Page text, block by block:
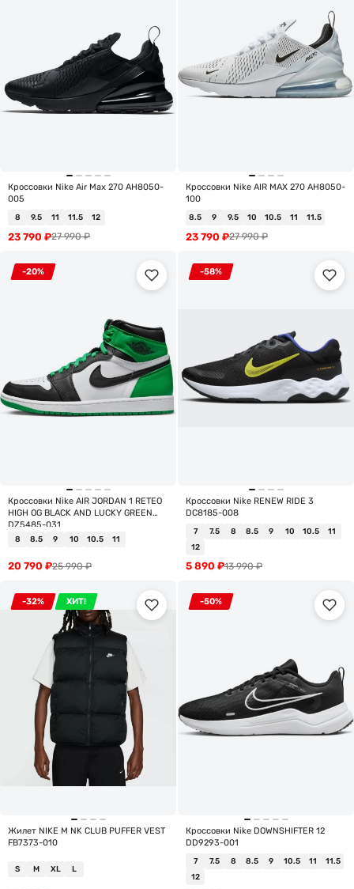
Кроссовки Nike Air Max 270 AH8050-
005
8 9.5 11 11.5 12
27 990₽
23 790 ₽
Кроссовки Nike AIR MAX 270 AH8050-
100
8.5 9 9.5 10 10.5 11 11.5
27 990₽
23 790 ₽
-20%
Кроссовки Nike AIR JORDAN 1 RETEO
HIGH OG BLACK AND LUCKY GREEN
DZ5485-031
8 8.5 9 10 10.5 11
25 990₽
20 790 ₽
-58%
Кроссовки Nike RENEW RIDE 3
DC8185-008
7 7.5 8 8.5 9 10 10.5
11
12
13 990₽
5 890 ₽
-32% ХИТ!
Жилет NIKE M NK CLUB PUFFER VEST
FB7373-010
S M XL L
-50%
Кроссовки Nike DOWNSHIFTER 12
DD9293-001
7 7.5 8 8.5 9 10.5 11
11.5
12